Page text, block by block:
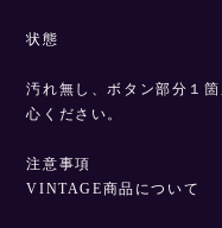
状態
汚れ無し、ボタン部分１
心ください。
注意事項
VINTAGE商品について